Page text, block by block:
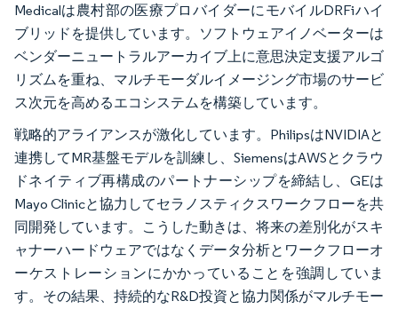
Medicalは農村部の医療プロバイダーにモバイルDRFiハイ
ブリッドを提供しています。ソフトウェアイノベーターは
ベンダーニュートラルアーカイブ上に意思決定支援アルゴ
リズムを重ね、マルチモーダルイメージング市場のサービ
ス次元を高めるエコシステムを構築しています。
戦略的アライアンスが激化しています。PhilipsはNVIDIAと
連携してMR基盤モデルを訓練し、SiemensはAWSとクラウ
ドネイティブ再構成のパートナーシップを締結し、GEは
Mayo Clinicと協力してセラノスティクスワークフローを共
同開発しています。こうした動きは、将来の差別化がスキ
ャナーハードウェアではなくデータ分析とワークフローオ
ーケストレーションにかかっていることを強調していま
す。その結果、持続的なR&D投資と協力関係がマルチモー